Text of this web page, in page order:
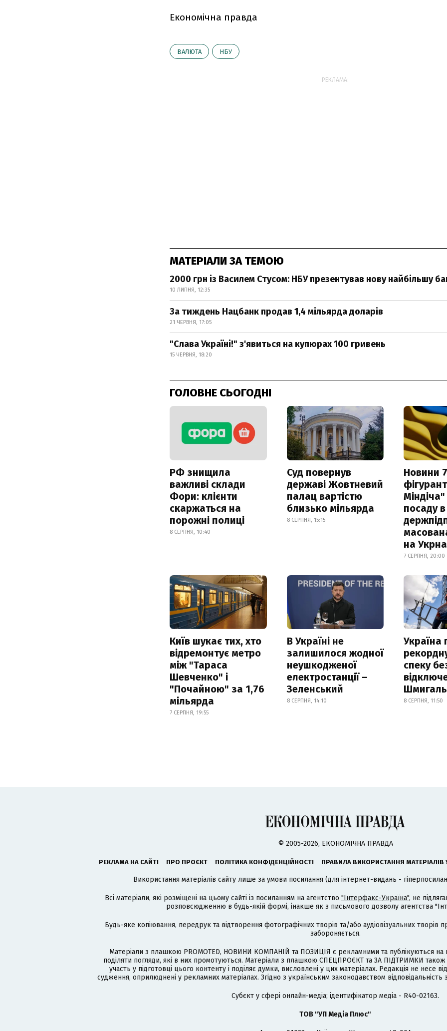
Економічна правда
ВАЛЮТА НБУ
РЕКЛАМА:
МАТЕРІАЛИ ЗА ТЕМОЮ
2000 грн із Василем Стусом: НБУ презентував нову найбільшу
10 ЛИПНЯ, 12:35
За тиждень Нацбанк продав 1,4 мільярда доларів
21 ЧЕРВНЯ, 17:05
"Слава Україні!" з'явиться на купюрах 100 гривень
15 ЧЕРВНЯ, 18:20
ГОЛОВНЕ СЬОГОДНІ
РФ знищила
важливі склади
Фори: клієнти
скаржаться на
порожні полиці
8 СЕРПНЯ, 10:40
Суд повернув
державі Жовтневий
палац вартістю
близько мільярда
8 СЕРПНЯ, 15:15
Новини
посаду в
на
7 СЕРПНЯ, 20:00
Київ шукає тих, хто
відремонтує метро
між "Тараса
Шевченко" і
"Почайною" за 1,76
мільярда
7 СЕРПНЯ, 19:55
В Україні не
залишилося жодної
неушкодженої
електростанції –
Зеленський
8 СЕРПНЯ, 14:10
спеку
Шмигаль
8 СЕРПНЯ, 11:50
© 2005-2026, ЕКОНОМІЧНА ПРАВДА
РЕКЛАМА НА САЙТІ ПРО ПРОЄКТ ПОЛІТИКА КОНФІДЕНЦІЙНОСТІ ПРАВИЛА ВИКОРИСТАННЯ МАТЕРІАЛІВ
Використання матеріалів сайту лише за умови посилання (для інтернет-видань -
Всі матеріали, які розміщені на цьому сайті із посиланням на агентство "Інтерфакс-Україна", не
розповсюдженню в будь-якій формі, інакше як з письмового дозволу агентства
Будь-яке копіювання, передрук та відтворення фотографічних творів та/або аудіовізуальних
забороняється.
Матеріали з плашкою PROMOTED, НОВИНИ КОМПАНІЙ та ПОЗИЦІЯ є рекламними та публікуються на
поділяти погляди, які в них промотуються. Матеріали з плашкою СПЕЦПРОЄКТ та ЗА ПІДТРИМКИ
участь у підготовці цього контенту і поділяє думки, висловлені у цих матеріалах. Редакція не несе
судження, оприлюднені у рекламних матеріалах. Згідно з українським законодавством
Cубєкт у сфері онлайн-медіа; ідентифікатор медіа - R40-02163.
ТОВ "УП Медіа Плюс"